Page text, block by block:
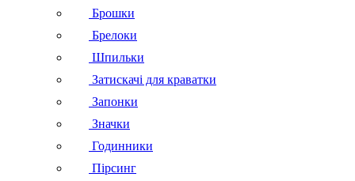
Брошки
Брелоки
Шпильки
Затискачі для краватки
Запонки
Значки
Годинники
Пірсинг